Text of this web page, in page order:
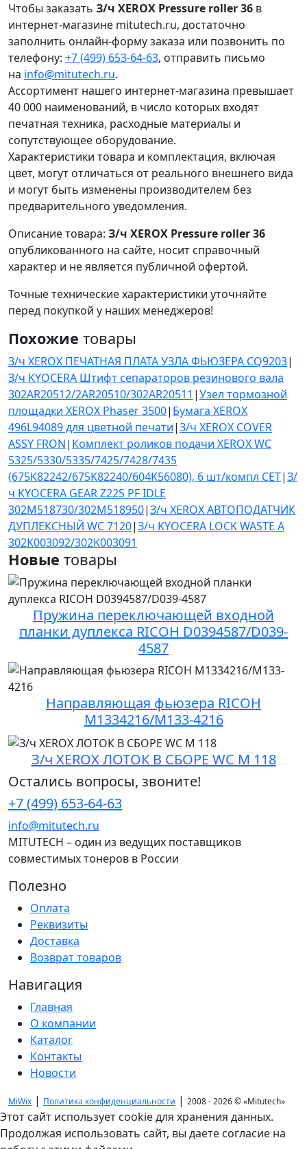
Чтобы заказать З/ч XEROX Pressure roller 36 в
интернет-магазине mitutech.ru, достаточно
заполнить онлайн-форму заказа или позвонить по
телефону: +7 (499) 653-64-63, отправить письмо
на info@mitutech.ru.
Ассортимент нашего интернет-магазина превышает
40 000 наименований, в число которых входят
печатная техника, расходные материалы и
сопутствующее оборудование.
Характеристики товара и комплектация, включая
цвет, могут отличаться от реального внешнего вида
и могут быть изменены производителем без
предварительного уведомления.
Описание товара: З/ч XEROX Pressure roller 36
опубликованного на сайте, носит справочный
характер и не является публичной офертой.
Точные технические характеристики уточняйте
перед покупкой у наших менеджеров!
Похожие товары
З/ч XEROX ПЕЧАТНАЯ ПЛАТА УЗЛА ФЬЮЗЕРА CQ9203|
З/ч KYOCERA Штифт сепараторов резинового вала
302AR20512/2AR20510/302AR20511 |Узел тормозной
площадки XEROX Phaser 3500| Бумага XEROX
496L94089 для цветной печати|З/ч XEROX COVER
ASSY FRON| Комплект роликов подачи XEROX WC
5325/5330/5335/7425/7428/7435
(675K82242/675K82240/604K56080), 6 шт/компл CET|З/
ч KYOCERA GEAR Z22S PF IDLE
302M518730/302M518950|З/ч XEROX АВТОПОДАТЧИК
ДУПЛЕКСНЫЙ WC 7120|З/ч KYOCERA LOCK WASTE A
302K003092/302K003091
Новые товары
Пружина переключающей входной
планки дуплекса RICOH D0394587/D039-
4587
Направляющая фьюзера RICOH
M1334216/M133-4216
З/ч XEROX ЛОТОК В СБОРЕ WC M 118
Остались вопросы, звоните!
+7 (499) 653-64-63
info@mitutech.ru
MITUTECH – один из ведущих поставщиков
совместимых тонеров в России
Полезно
Оплата
Реквизиты
Доставка
Возврат товаров
Навигация
Главная
О компании
Каталог
Контакты
Новости
MiWix | Политика конфиденциальности | 2008 - 2026 ©«Mitutech»
Этот сайт использует cookie для хранения данных.
Продолжая использовать сайт, вы даете согласие на